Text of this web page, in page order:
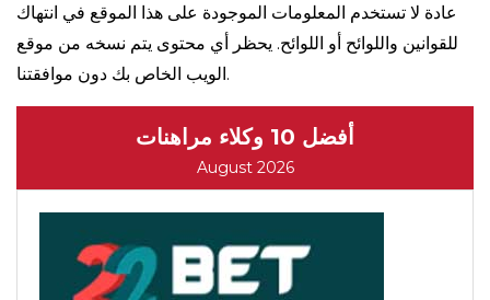
عادة لا تستخدم المعلومات الموجودة على هذا الموقع في انتهاك
للقوانين واللوائح أو اللوائح. يحظر أي محتوى يتم نسخه من موقع
الويب الخاص بك دون موافقتنا.
أفضل 10 وكلاء مراهنات
August 2026